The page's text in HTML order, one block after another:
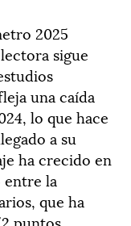
2025
sigue
una caída
lo que hace
a su
ha crecido en
entre la
que ha